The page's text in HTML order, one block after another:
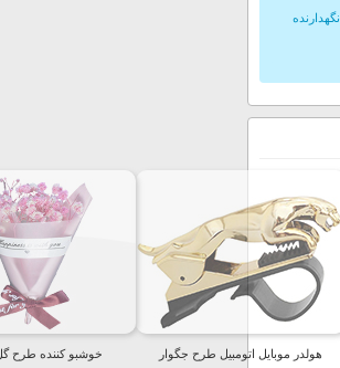
نگهدارنده
هولدر موبایل اتومبیل طرح جگوار خوشبو کننده طرح